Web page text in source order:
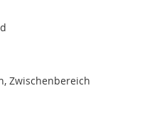
Zwischenbereich